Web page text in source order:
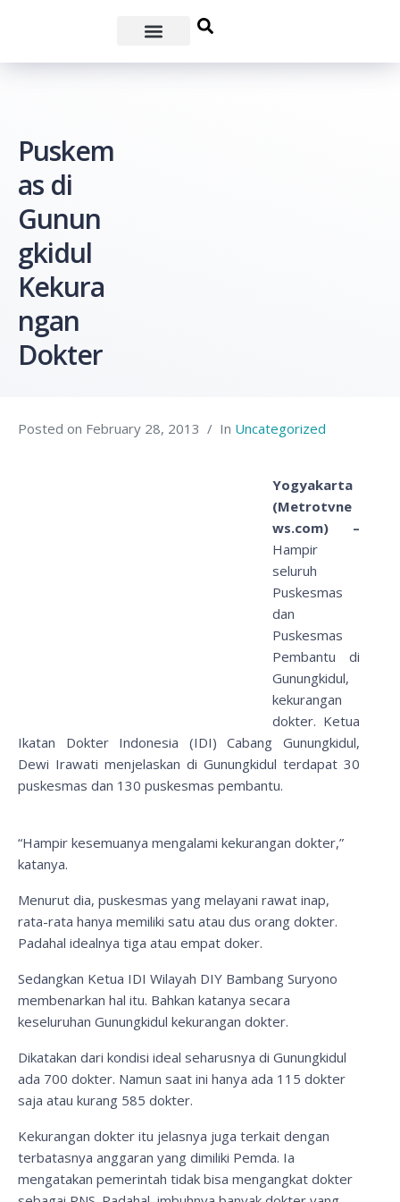
Puskem
as di
Gunun
gkidul
Kekura
ngan
Dokter
Posted on February 28, 2013 In Uncategorized
Yogyakarta
(Metrotvne
ws.com) –
Hampir
seluruh
Puskesmas
dan
Puskesmas
Pembantu di
Gunungkidul,
kekurangan
dokter. Ketua
Ikatan Dokter Indonesia (IDI) Cabang Gunungkidul,
Dewi Irawati menjelaskan di Gunungkidul terdapat 30
puskesmas dan 130 puskesmas pembantu.
“Hampir kesemuanya mengalami kekurangan dokter,”
katanya.
Menurut dia, puskesmas yang melayani rawat inap,
rata-rata hanya memiliki satu atau dus orang dokter.
Padahal idealnya tiga atau empat doker.
Sedangkan Ketua IDI Wilayah DIY Bambang Suryono
membenarkan hal itu. Bahkan katanya secara
keseluruhan Gunungkidul kekurangan dokter.
Dikatakan dari kondisi ideal seharusnya di Gunungkidul
ada 700 dokter. Namun saat ini hanya ada 115 dokter
saja atau kurang 585 dokter.
Kekurangan dokter itu jelasnya juga terkait dengan
terbatasnya anggaran yang dimiliki Pemda. Ia
mengatakan pemerintah tidak bisa mengangkat dokter